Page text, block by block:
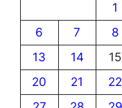
1
6
7 8
13
14 15
20
21 22